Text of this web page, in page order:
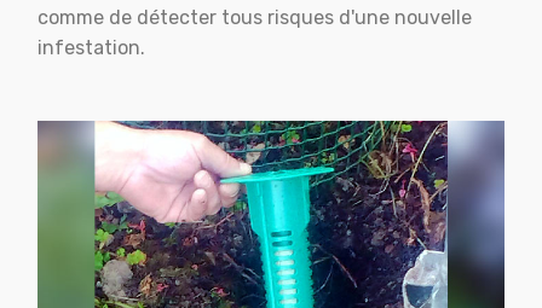
comme de détecter tous risques d'une nouvelle
infestation.